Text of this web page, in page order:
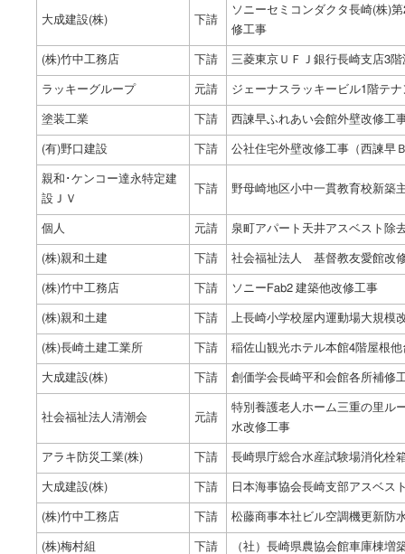
大成建設(株) 下請
ソニーセミコンダクタ長崎(株)
修工事
(株)竹中工務店 下請 三菱東京ＵＦＪ銀行長崎支店3
ラッキーグループ 元請 ジェーナスラッキービル1階テ
塗装工業 下請 西諫早ふれあい会館外壁改修工
(有)野口建設 下請 公社住宅外壁改修工事（西諫早
親和･ケンコー達永特定建
設ＪＶ
下請 野母崎地区小中一貫教育校新築
個人 元請 泉町アパート天井アスベスト除
(株)親和土建 下請 社会福祉法人 基督教友愛館改
(株)竹中工務店 下請 ソニーFab2 建築他改修工事
(株)親和土建 下請 上長崎小学校屋内運動場大規模
(株)長崎土建工業所 下請 稲佐山観光ホテル本館4階屋根
大成建設(株) 下請 創価学会長崎平和会館各所補修
社会福祉法人清潮会 元請
特別養護老人ホーム三重の里ル
水改修工事
アラキ防災工業(株) 下請 長崎県庁総合水産試験場消化栓
大成建設(株) 下請 日本海事協会長崎支部アスベス
(株)竹中工務店 下請 松藤商事本社ビル空調機更新防
(株)梅村組 下請 （社）長崎県農協会館車庫棟増